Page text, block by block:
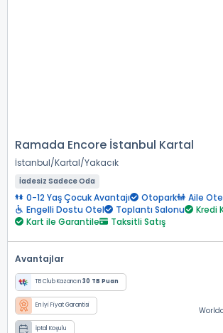
Ramada Encore İstanbul Kartal
İstanbul Kartal Yakacık
İadesiz Sadece Oda
0-12 Yaş Çocuk Avantajı Otopark
Aile
Engelli Dostu Otel
Toplantı Salonu
Kredi
Kart ile Garantile
Taksitli Satış
Avantajlar
TB Club Kazancın30 TB Puan
En İyi Fiyat Garantisi
İptal Koşulu